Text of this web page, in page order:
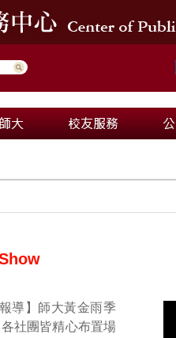
導】師大黃金雨季
社團皆精心布置場